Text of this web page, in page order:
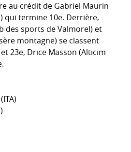
au crédit de Gabriel Maurin
qui termine 10e. Derrière,
des sports de Valmorel) et
montagne) se classent
23e, Drice Masson (Alticim